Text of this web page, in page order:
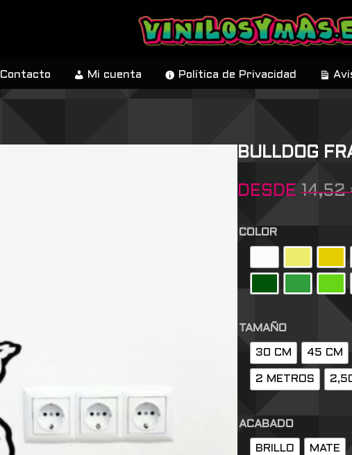
Contacto Mi cuenta Política de Privacidad
BULLDOG
DESDE 14,52
COLOR
TAMAÑO
30 CM 45 CM
2 METROS
ACABADO
BRILLO MATE